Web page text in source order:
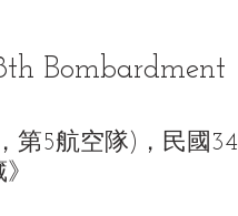
Bombardment
第5航空隊)，民國34